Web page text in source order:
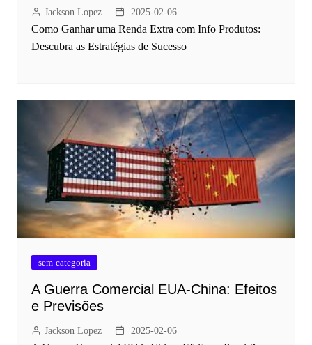
Jackson Lopez 2025-02-06
Como Ganhar uma Renda Extra com Info Produtos:
Descubra as Estratégias de Sucesso
sem-categoria
A Guerra Comercial EUA-China: Efeitos
e Previsões
Jackson Lopez 2025-02-06